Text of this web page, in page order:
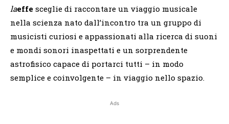
laeffe sceglie di raccontare un viaggio musicale
nella scienza nato dall’incontro tra un gruppo di
musicisti curiosi e appassionati alla ricerca di suoni
e mondi sonori inaspettati e un sorprendente
astrofisico capace di portarci tutti – in modo
semplice e coinvolgente – in viaggio nello spazio.
Ads